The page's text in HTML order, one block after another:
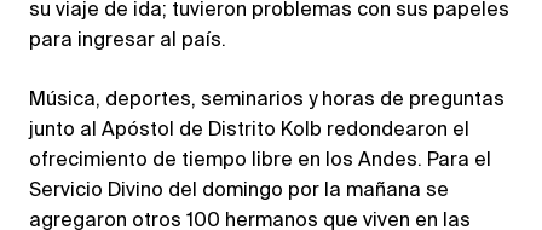
su viaje de ida; tuvieron problemas con sus papeles
para ingresar al país.
Música, deportes, seminarios y horas de preguntas
junto al Apóstol de Distrito Kolb redondearon el
ofrecimiento de tiempo libre en los Andes. Para el
Servicio Divino del domingo por la mañana se
agregaron otros 100 hermanos que viven en las